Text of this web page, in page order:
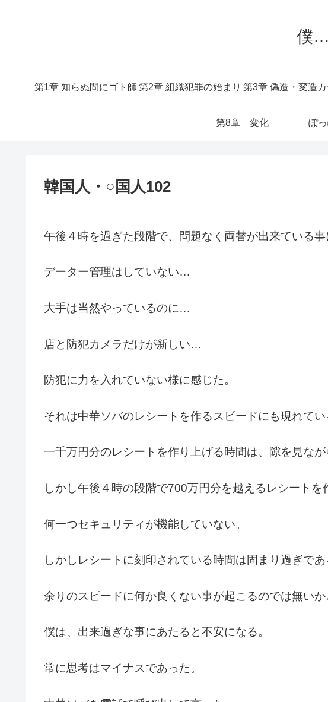
僕…
第1章 知らぬ間にゴト師 第2章 組織犯罪の始まり 第3章 偽造・変造カ
第8章 変化 ぽ
韓国人・○国人102
午後４時を過ぎた段階で、問題なく両替が出来ている
データー管理はしていない…
大手は当然やっているのに…
店と防犯カメラだけが新しい…
防犯に力を入れていない様に感じた。
それは中華ソバのレシートを作るスピードにも現れてい
一千万円分のレシートを作り上げる時間は、隙を見な
しかし午後４時の段階で700万円分を越えるレシートを
何一つセキュリティが機能していない。
しかしレシートに刻印されている時間は固まり過ぎであ
余りのスピードに何か良くない事が起こるのでは無いか
僕は、出来過ぎな事にあたると不安になる。
常に思考はマイナスであった。